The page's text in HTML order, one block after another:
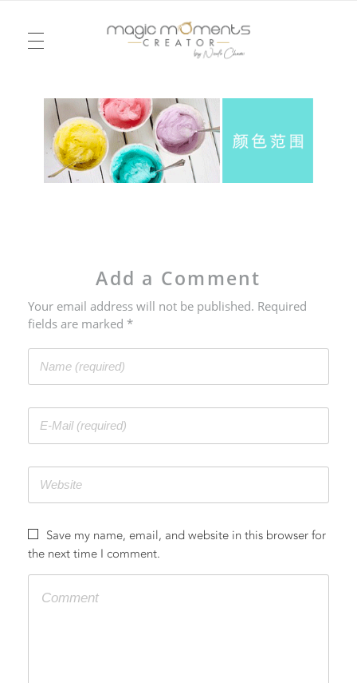
Magic Moments Creator
Pour un mariage ou un anniversaire, une soirée ou un week-end, je vous emmène dans la réalité d’un rêve, dessiné à l’image du vôtre. Je serai votre agence d’émotions !
模式
會議
活动
联系
Add a Comment
Your email address will not be published. Required
fields are marked *
Save my name, email, and website in this browser for
the next time I comment.